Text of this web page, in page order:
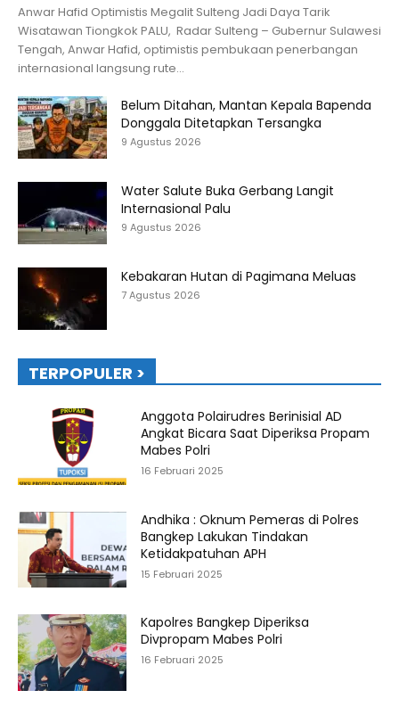
Anwar Hafid Optimistis Megalit Sulteng Jadi Daya Tarik
Wisatawan Tiongkok PALU, Radar Sulteng – Gubernur Sulawesi
Tengah, Anwar Hafid, optimistis pembukaan penerbangan
internasional langsung rute...
Belum Ditahan, Mantan Kepala Bapenda
Donggala Ditetapkan Tersangka
9 Agustus 2026
Water Salute Buka Gerbang Langit
Internasional Palu
9 Agustus 2026
Kebakaran Hutan di Pagimana Meluas
7 Agustus 2026
TERPOPULER >
Anggota Polairudres Berinisial AD
Angkat Bicara Saat Diperiksa Propam
Mabes Polri
16 Februari 2025
Andhika : Oknum Pemeras di Polres
Bangkep Lakukan Tindakan
Ketidakpatuhan APH
15 Februari 2025
Kapolres Bangkep Diperiksa
Divpropam Mabes Polri
16 Februari 2025